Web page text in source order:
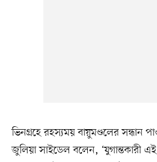
ভিনগ্রহে রহস্যময় বায়ুমণ্ডলের সন্ধান
জুলিয়া সাইডেল বলেন, ‘যুগান্তকারী এই